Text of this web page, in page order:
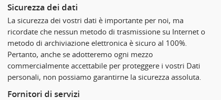
Sicurezza dei dati
La sicurezza dei vostri dati è importante per noi, ma
ricordate che nessun metodo di trasmissione su Internet o
metodo di archiviazione elettronica è sicuro al 100%.
Pertanto, anche se adotteremo ogni mezzo
commercialmente accettabile per proteggere i vostri Dati
personali, non possiamo garantirne la sicurezza assoluta.
Fornitori di servizi